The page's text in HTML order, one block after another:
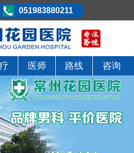
医师 路线 咨询
051983880211